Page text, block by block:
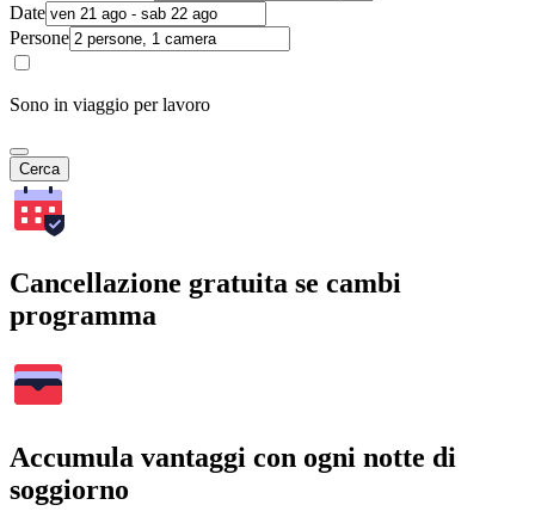
Date
Persone
Sono in viaggio per lavoro
Cerca
Cancellazione gratuita se cambi
programma
Accumula vantaggi con ogni notte di
soggiorno